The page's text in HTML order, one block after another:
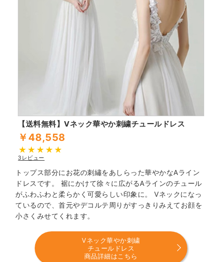
【送料無料】Vネック華やか刺繍チュールドレス
￥48,558
3レビュー
トップス部分にお花の刺繡をあしらった華やかなAライン
ドレスです。 裾にかけて徐々に広がるAラインのチュール
がふわふわと柔らかく可愛らしい印象に。 Vネックになっ
ているので、首元やデコルテ周りがすっきりみえてお顔を
小さくみせてくれます。
Vネック華やか刺繍
チュールドレス
商品詳細はこちら